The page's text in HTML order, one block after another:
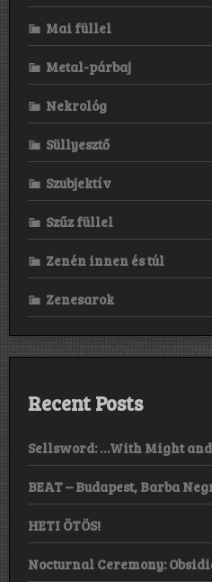
Mai füllel
Metal-párbaj
Nekrológ
Süllyesztő
Szubjektív
Szűz füllel
Zenén innen és túl
Zenesarok
Recent Posts
Sellsword: …With Might and
BEAT – Budapest, Barba
HETI ÖTÖS!
Nocturnal Ceremony: